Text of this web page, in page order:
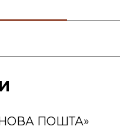
«НОВА ПОШТА»